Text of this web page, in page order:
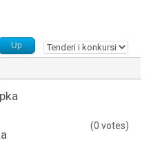
Up
(0 votes)